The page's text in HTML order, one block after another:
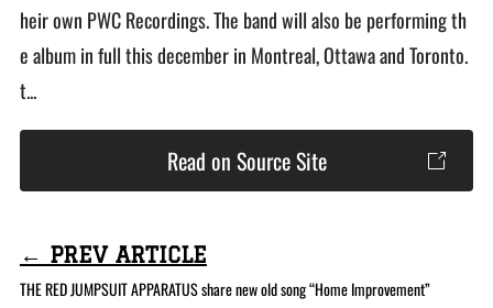
heir own PWC Recordings. The band will also be performing th
e album in full this december in Montreal, Ottawa and Toronto.
t...
Read on Source Site
← PREV ARTICLE
THE RED JUMPSUIT APPARATUS share new old song “Home Improvement”